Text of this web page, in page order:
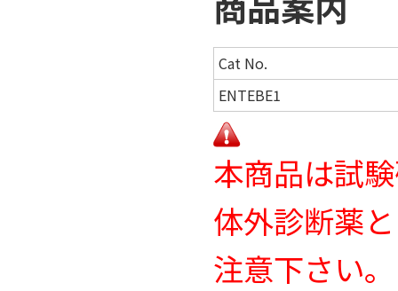
Cat No.
ENTEBE1
本商品は試
体外診断薬
注意下さい。